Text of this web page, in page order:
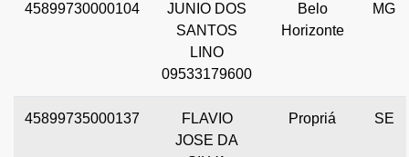
45899730000104
JUNIO DOS
SANTOS
LINO
09533179600
Belo
Horizonte
MG
45899735000137
FLAVIO
JOSE DA
Propriá SE